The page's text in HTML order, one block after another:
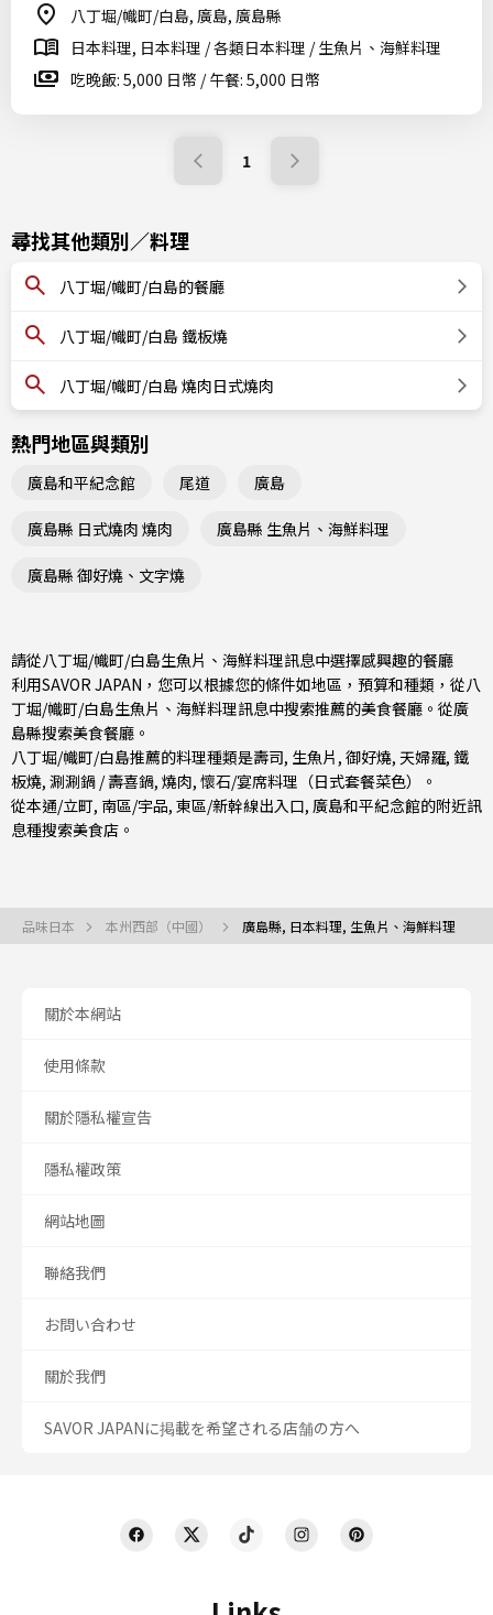
八丁堀/幟町/白島, 廣島, 廣島縣
日本料理, 日本料理 / 各類日本料理 / 生魚片、海鮮料理
吃晚飯: 5,000 日幣 / 午餐: 5,000 日幣
1
尋找其他類別／料理
八丁堀/幟町/白島的餐廳
八丁堀/幟町/白島 鐵板燒
八丁堀/幟町/白島 燒肉日式燒肉
熱門地區與類別
廣島和平紀念館 尾道 廣島
廣島縣 日式燒肉 燒肉 廣島縣 生魚片、海鮮料理
廣島縣 御好燒、文字燒
請從八丁堀/幟町/白島生魚片、海鮮料理訊息中選擇感興趣的餐廳
利用SAVOR JAPAN，您可以根據您的條件如地區，預算和種類，從八
丁堀/幟町/白島生魚片、海鮮料理訊息中搜索推薦的美食餐廳。從廣
島縣搜索美食餐廳。
八丁堀/幟町/白島推薦的料理種類是壽司, 生魚片 , 御好燒, 天婦羅, 鐵
板燒, 涮涮鍋 / 壽喜鍋, 燒肉, 懷石/宴席料理（日式套餐菜色）
。
從本通/立町, 南區/宇品, 東區/新幹線出入口, 廣島和平紀念館的附近訊
息種搜索美食店。
品味日本 本州西部（中國） 廣島縣, 日本料理, 生魚片、海鮮料理
關於本網站
使用條款
關於隱私權宣告
隱私權政策
網站地圖
聯絡我們
お問い合わせ
關於我們
SAVOR JAPANに掲載を希望される店舗の方へ